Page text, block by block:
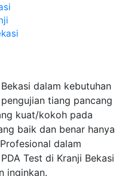
dalam kebutuhan
tiang pancang
kuat/kokoh pada
baik dan benar hanya
dalam
Test di Kranji Bekasi
inginkan.